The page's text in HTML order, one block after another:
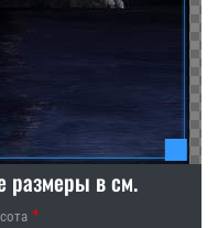
размеры в см.